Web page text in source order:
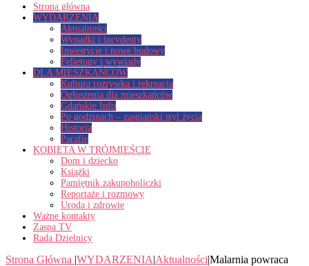
Strona główna
WYDARZENIA
Aktualności
Wypadki i incydenty
Inwestycje i nowe budowy
Felietony i wywiady
DLA MIESZKAŃCÓW
Kultura rozrywka i rekreacja
Ogłoszenia dla mieszkańców
Gdańskie Info
Po godzinach – zaspiański styl życia
Historia
Parafie
KOBIETA W TRÓJMIEŚCIE
Dom i dziecko
Książki
Pamiętnik zakupoholiczki
Reportaże i rozmowy
Uroda i zdrowie
Ważne kontakty
Zaspa TV
Rada Dzielnicy
Strona Główna |WYDARZENIA|Aktualności|Malarnia powraca